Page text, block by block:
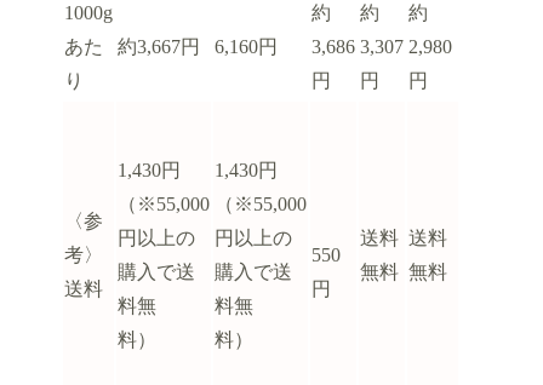
1000g
あた
り
約3,667円 6,160円
約
3,686
円
約
3,307
円
約
2,980
円
〈参
考〉
送料
1,430円
（※55,000
円以上の
購入で送
料無
料）
1,430円
（※55,000
円以上の
購入で送
料無
料）
550
円
送料
無料
送料
無料